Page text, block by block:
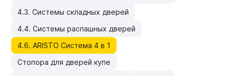
Столешницы
Мой ЭГГЕР
4.3. Системы складных дверей
4.4. Системы распашных дверей
4.6. ARISTO Система 4 в 1
Стопора для дверей купе